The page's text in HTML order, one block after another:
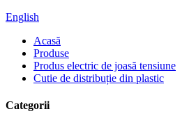
English
Acasă
Produse
Produs electric de joasă tensiune
Cutie de distribuție din plastic
Categorii